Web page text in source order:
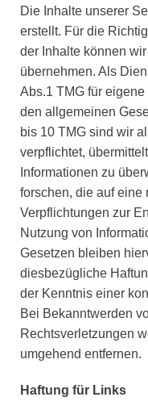
Die Inhalte unserer
erstellt. Für die
der Inhalte können
übernehmen. Als
Abs.1 TMG für
den allgemeinen
bis 10 TMG sind wir
verpflichtet,
Informationen zu
forschen, die auf eine
Verpflichtungen zur
Nutzung von
Gesetzen bleiben
diesbezügliche
der Kenntnis einer
Bei Bekanntwerden
Rechtsverletzungen
umgehend entfernen.
Haftung für Links